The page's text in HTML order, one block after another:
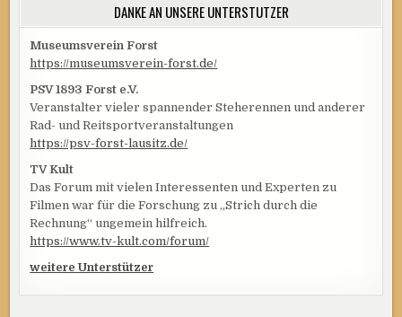
DANKE AN UNSERE UNTERSTÜTZER
Museumsverein Forst
https://museumsverein-forst.de/
PSV 1893 Forst e.V.
Veranstalter vieler spannender Steherennen und anderer
Rad- und Reitsportveranstaltungen
https://psv-forst-lausitz.de/
TV Kult
Das Forum mit vielen Interessenten und Experten zu
Filmen war für die Forschung zu „Strich durch die
Rechnung“ ungemein hilfreich.
https://www.tv-kult.com/forum/
weitere Unterstützer